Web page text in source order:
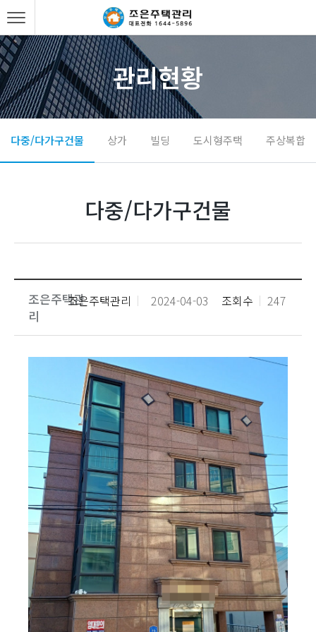
관리현황
다중/다가구건물 상가 빌딩 도시형주택 주상복합
다중/다가구건물
조은주택관
리
조은주택관리 2024-04-03 조회수 247